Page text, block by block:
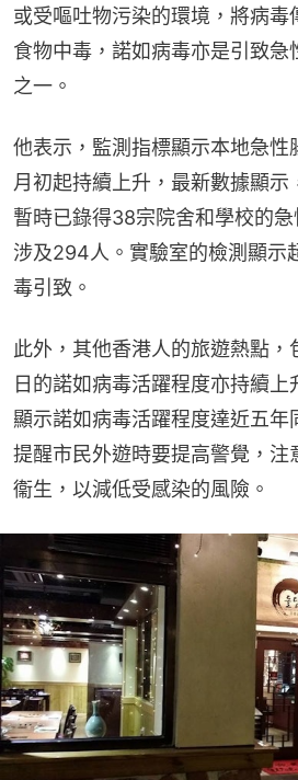
或受嘔吐物污染的環境，將病毒
食物中毒，諾如病毒亦是引致急
之一。
他表示，監測指標顯示本地急性
月初起持續上升，最新數據顯示
暫時已錄得38宗院舍和學校的急
涉及294人。實驗室的檢測顯示
毒引致。
此外，其他香港人的旅遊熱點，
日的諾如病毒活躍程度亦持續
顯示諾如病毒活躍程度達近五年
提醒市民外遊時要提高警覺，注
衞生，以減低受感染的風險。